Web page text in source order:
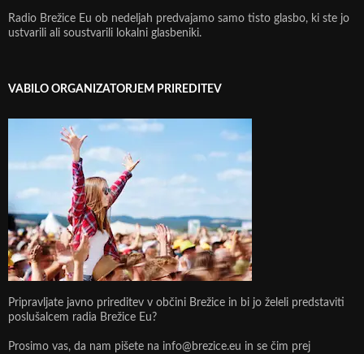
Radio Brežice Eu ob nedeljah predvajamo samo tisto glasbo, ki ste jo
ustvarili ali soustvarili lokalni glasbeniki.
VABILO ORGANIZATORJEM PRIREDITEV
Pripravljate javno prireditev v občini Brežice in bi jo želeli predstaviti
poslušalcem radia Brežice Eu?
Prosimo vas, da nam pišete na info@brezice.eu in se čim prej